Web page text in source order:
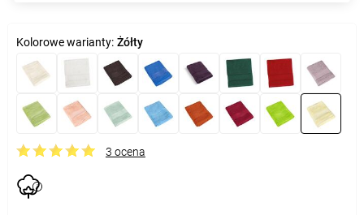
Kolorowe warianty: Żółty
3 ocena